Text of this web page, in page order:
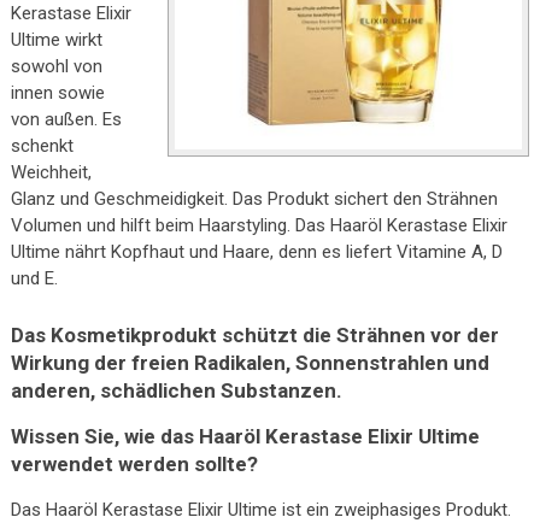
Kerastase Elixir
Ultime wirkt
sowohl von
innen sowie
von außen. Es
schenkt
Weichheit,
Glanz und Geschmeidigkeit. Das Produkt sichert den Strähnen
Volumen und hilft beim Haarstyling. Das Haaröl Kerastase Elixir
Ultime nährt Kopfhaut und Haare, denn es liefert Vitamine A, D
und E.
Das Kosmetikprodukt schützt die Strähnen vor der
Wirkung der freien Radikalen, Sonnenstrahlen und
anderen, schädlichen Substanzen.
Wissen Sie, wie das Haaröl Kerastase Elixir Ultime
verwendet werden sollte?
Das Haaröl Kerastase Elixir Ultime ist ein zweiphasiges Produkt.